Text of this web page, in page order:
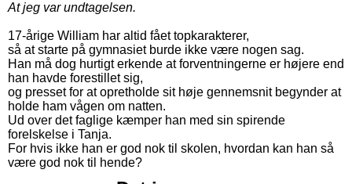
At jeg var undtagelsen.
17-årige William har altid fået topkarakterer,
så at starte på gymnasiet burde ikke være nogen sag.
Han må dog hurtigt erkende at forventningerne er højere end
han havde forestillet sig,
og presset for at opretholde sit høje gennemsnit begynder at
holde ham vågen om natten.
Ud over det faglige kæmper han med sin spirende
forelskelse i Tanja.
For hvis ikke han er god nok til skolen, hvordan kan han så
være god nok til hende?